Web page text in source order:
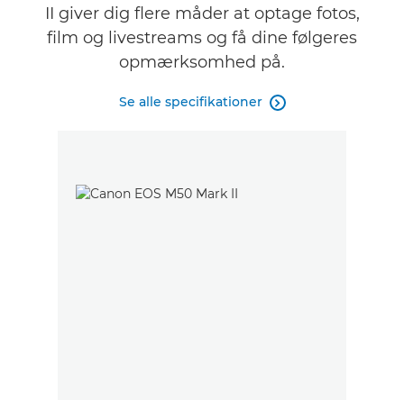
SupportII giver dig flere måder at optage fotos,
film og livestreams og få dine følgeres
opmærksomhed på.
Se alle specifikationer 